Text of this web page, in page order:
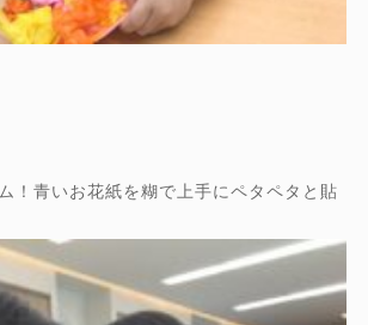
！青いお花紙を糊で上手にペタペタと貼